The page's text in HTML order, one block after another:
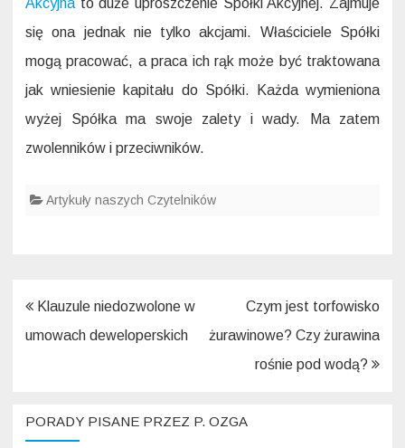
Akcyjna to duże uproszczenie Spółki Akcyjnej. Zajmuje
się ona jednak nie tylko akcjami. Właściciele Spółki
mogą pracować, a praca ich rąk może być traktowana
jak wniesienie kapitału do Spółki. Każda wymieniona
wyżej Spółka ma swoje zalety i wady. Ma zatem
zwolenników i przeciwników.
Artykuły naszych Czytelników
Nawigacja
wpisu
Klauzule niedozwolone w
umowach deweloperskich
Czym jest torfowisko
żurawinowe? Czy żurawina
rośnie pod wodą?
PORADY PISANE PRZEZ P. OZGA